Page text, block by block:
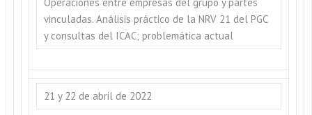
vinculadas. Análisis práctico de la NRV 21 del PGC
y consultas del ICAC; problemática actual
21 y 22 de abril de 2022